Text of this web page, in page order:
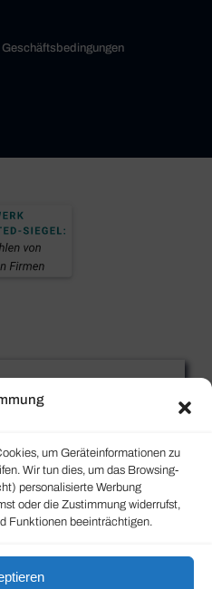
um Geräteinformationen zu
Wir tun dies, um das Browsing-
personalisierte Werbung
oder die Zustimmung widerrufst,
Funktionen beeinträchtigen.
Geschäftsbedingungen